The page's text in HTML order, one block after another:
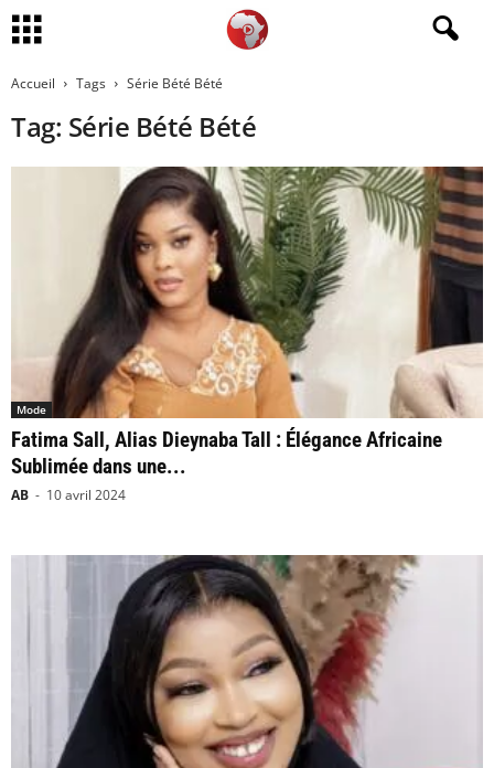
Accueil Tags Série Bété Bété
Tag: Série Bété Bété
Mode
Fatima Sall, Alias Dieynaba Tall : Élégance Africaine
Sublimée dans une...
AB - 10 avril 2024